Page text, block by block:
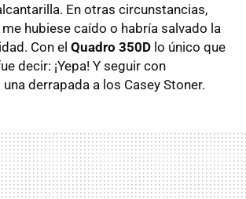
En otras circunstancias,
hubiese caído o habría salvado la
Con el Quadro 350D lo único que
decir: ¡Yepa! Y seguir con
derrapada a los Casey Stoner.